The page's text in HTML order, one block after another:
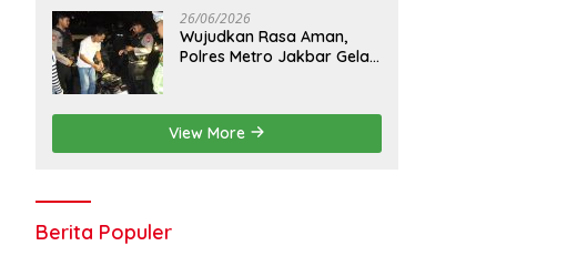
Polri Menjaga Kamtibmas
26/06/2026
Wujudkan Rasa Aman,
Polres Metro Jakbar Gelar
View More
Berita Populer